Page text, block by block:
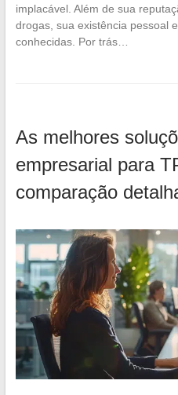
implacável. Além de sua
drogas, sua existência pessoal
conhecidas. Por trás…
As melhores
empresarial para
comparação